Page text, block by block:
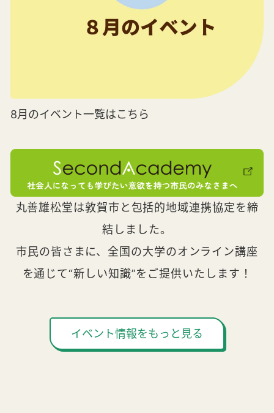
8月のイベント一覧はこちら
丸善雄松堂は敦賀市と包括的地域連携協定を締
結しました。
市民の皆さまに、全国の大学のオンライン講座
を通じて“新しい知識”をご提供いたします！
イベント情報をもっと見る